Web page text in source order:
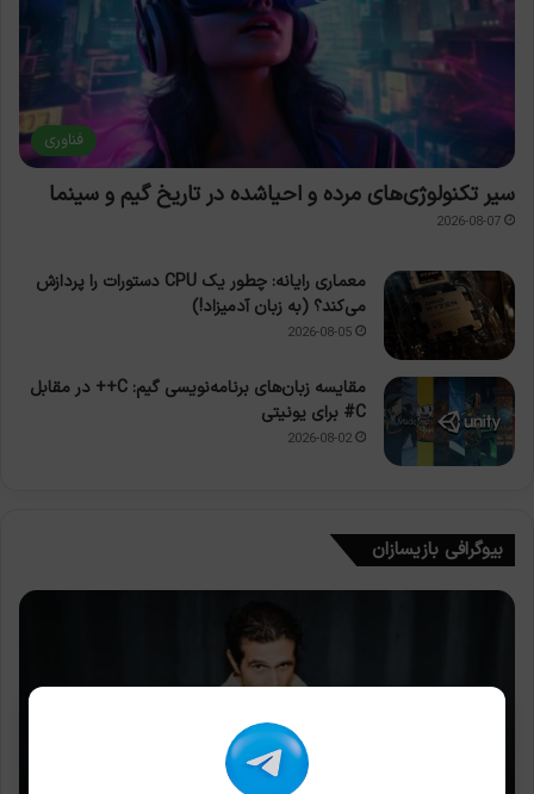
فناوری
سیر تکنولوژی‌های مرده و احیاشده در تاریخ گیم و سینما
2026-08-07
معماری رایانه: چطور یک CPU دستورات را پردازش
می‌کند؟ (به زبان آدمیزاد!)
2026-08-05
مقایسه زبان‌های برنامه‌نویسی گیم: C++ در مقابل
C# برای یونیتی
2026-08-02
بیوگرافی بازیسازان